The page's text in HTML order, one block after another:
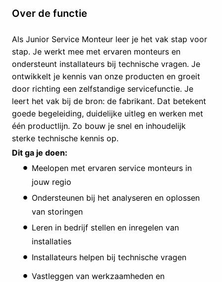
Over de functie
Als Junior Service Monteur leer je het vak stap voor
stap. Je werkt mee met ervaren monteurs en
ondersteunt installateurs bij technische vragen. Je
ontwikkelt je kennis van onze producten en groeit
door richting een zelfstandige servicefunctie. Je
leert het vak bij de bron: de fabrikant. Dat betekent
goede begeleiding, duidelijke uitleg en werken met
één productlijn. Zo bouw je snel en inhoudelijk
sterke technische kennis op.
Dit ga je doen:
Meelopen met ervaren service monteurs in
jouw regio
Ondersteunen bij het analyseren en oplossen
van storingen
Leren in bedrijf stellen en inregelen van
installaties
Installateurs helpen bij technische vragen
Vastleggen van werkzaamheden en